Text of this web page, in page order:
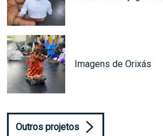
Imagens de Orixás
Outros projetos